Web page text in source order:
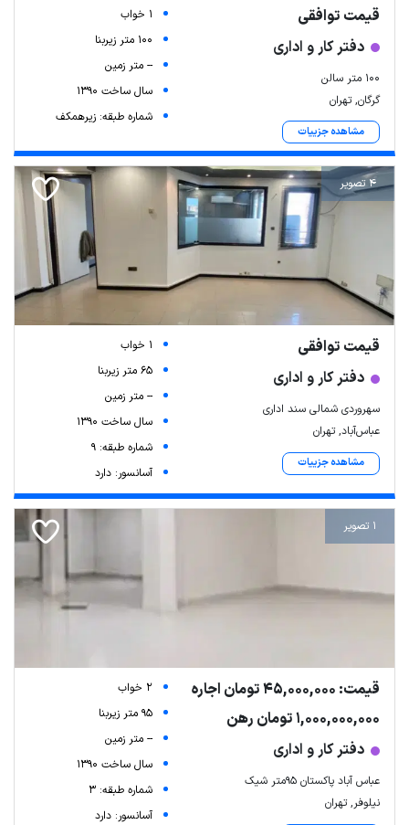
| Map data ©ariamarz.com
قیمت توافقی
دفتر کار و اداری
۱۰۰ متر سالن
گرگان, تهران
مشاهده جزییات
1 خواب
100 متر زیربنا
-- متر زمین
سال ساخت 1390
شماره طبقه: زیرهمکف
4 تصویر
قیمت توافقی
دفتر کار و اداری
سهروردی شمالی سند اداری
عباس‌آباد, تهران
مشاهده جزییات
1 خواب
65 متر زیربنا
-- متر زمین
سال ساخت 1390
شماره طبقه: 9
آسانسور: دارد
1 تصویر
قیمت: 45,000,000 تومان اجاره
1,000,000,000 تومان رهن
دفتر کار و اداری
عباس آباد پاکستان ۹۵متر شیک
نیلوفر, تهران
2 خواب
95 متر زیربنا
-- متر زمین
سال ساخت 1390
شماره طبقه: 3
آسانسور: دارد